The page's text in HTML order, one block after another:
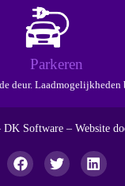
Parkeren
deur. Laadmogelijkheden
Software – Website